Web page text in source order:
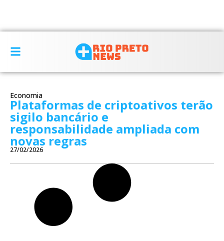
Economia
Plataformas de criptoativos terão
sigilo bancário e
responsabilidade ampliada com
novas regras
27/02/2026